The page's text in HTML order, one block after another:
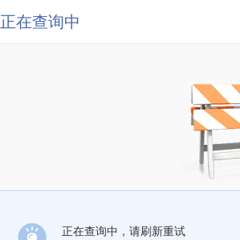
正在查询中
正在查询中，请刷新重试